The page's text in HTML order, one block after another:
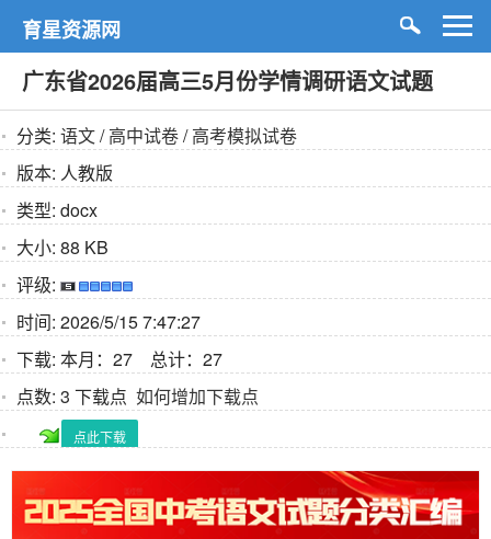
育星资源网
广东省2026届高三5月份学情调研语文试题
分类: 语文/高中试卷/高考模拟试卷
版本: 人教版
类型: docx
大小: 88 KB
评级:
时间: 2026/5/15 7:47:27
下载: 本月：27 总计：27
点数: 3 下载点 如何增加下载点
点此下载